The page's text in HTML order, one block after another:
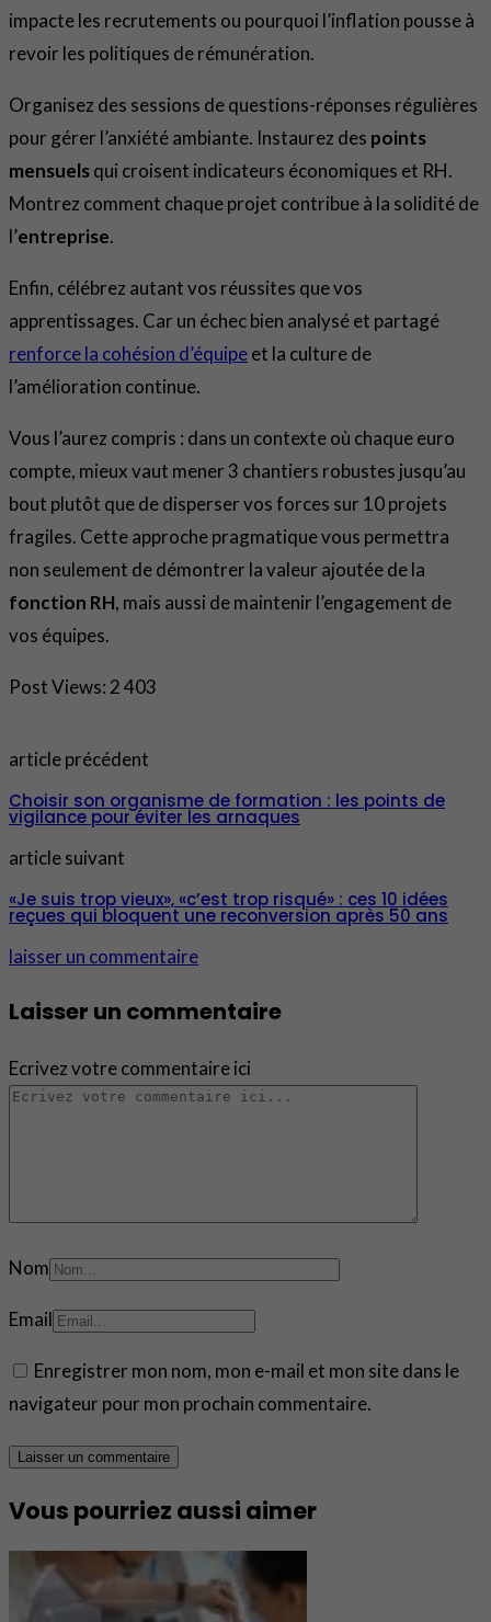
impacte les recrutements ou pourquoi l’inflation pousse à
revoir les politiques de rémunération.
Organisez des sessions de questions-réponses régulières
pour gérer l’anxiété ambiante. Instaurez des points
mensuelsqui croisent indicateurs économiques et RH.
Montrez comment chaque projet contribue à la solidité de
l’entreprise.
Enfin, célébrez autant vos réussites que vos
apprentissages. Car un échec bien analysé et partagé
renforce la cohésion d’équipeet la culture de
l’amélioration continue.
Vous l’aurez compris : dans un contexte où chaque euro
compte, mieux vaut mener 3 chantiers robustes jusqu’au
bout plutôt que de disperser vos forces sur 10 projets
fragiles. Cette approche pragmatique vous permettra
non seulement de démontrer la valeur ajoutée de la
fonction RH, mais aussi de maintenir l’engagement de
vos équipes.
Post Views: 2 403
article précédent
Choisir son organisme de formation : les points de
vigilance pour éviter les arnaques
article suivant
«Je suis trop vieux», «c’est trop risqué» : ces 10 idées
reçues qui bloquent une reconversion après 50 ans
laisser un commentaire
Laisser un commentaire
Ecrivez votre commentaire ici
Nom
Email
Enregistrer mon nom, mon e-mail et mon site dans le
navigateur pour mon prochain commentaire.
Vous pourriez aussi aimer